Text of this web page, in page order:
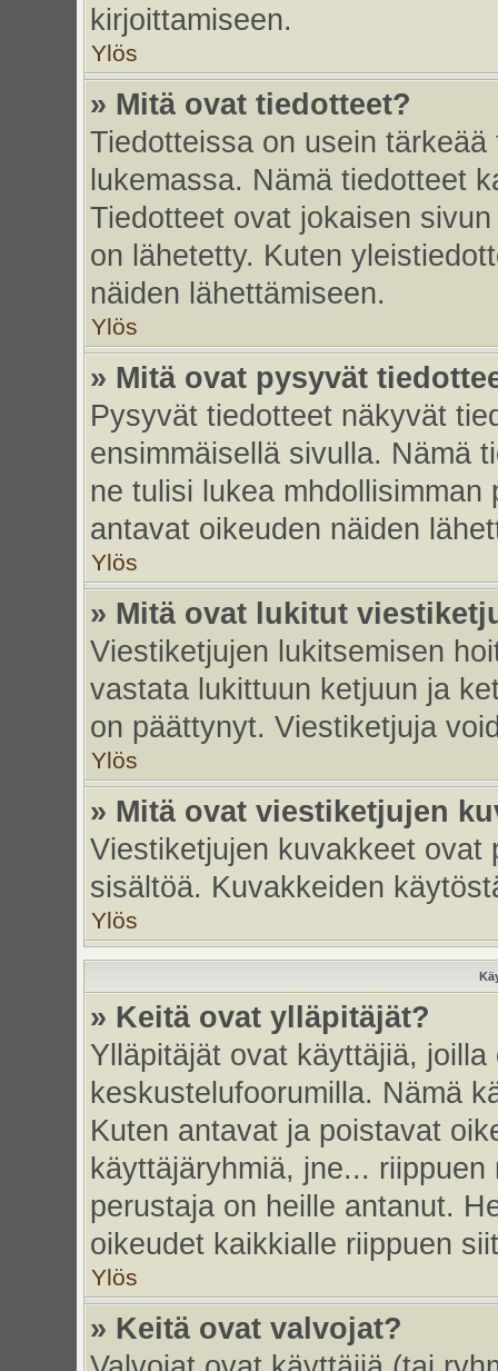
kirjoittamiseen.
Ylös
» Mitä ovat tiedotteet?
Tiedotteissa on usein
lukemassa. Nämä tiedotteet
Tiedotteet ovat jokaisen
on lähetetty. Kuten
näiden lähettämiseen.
Ylös
» Mitä ovat pysyvät
Pysyvät tiedotteet näkyvät
ensimmäisellä sivulla. Nämä
ne tulisi lukea
antavat oikeuden näiden
Ylös
» Mitä ovat lukitut
Viestiketjujen lukitsemisen
vastata lukittuun ketjuun ja
on päättynyt. Viestiketjuja
Ylös
» Mitä ovat viestiketjujen
Viestiketjujen kuvakkeet ovat
sisältöä. Kuvakkeiden
Ylös
» Keitä ovat ylläpitäjät?
Ylläpitäjät ovat käyttäjiä,
keskustelufoorumilla. Nämä
Kuten antavat ja poistavat
käyttäjäryhmiä, jne...
perustaja on heille antanut.
oikeudet kaikkialle riippuen
Ylös
» Keitä ovat valvojat?